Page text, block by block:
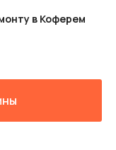
в Коферем